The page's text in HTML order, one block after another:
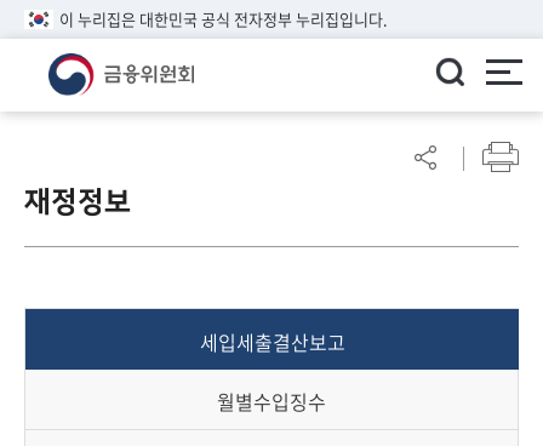
이 누리집은 대한민국 공식 전자정부 누리집입니다.
린
이알
재정정보
세입세출결산보고
월별수입징수